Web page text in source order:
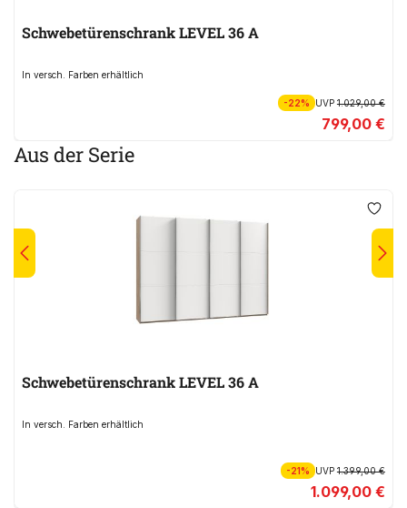
Schwebetürenschrank LEVEL 36 A
In versch. Farben erhältlich
-22% UVP1.029,00 €
799,00 €
Aus der Serie
Schwebetürenschrank LEVEL 36 A
In versch. Farben erhältlich
-21% UVP1.399,00 €
1.099,00 €